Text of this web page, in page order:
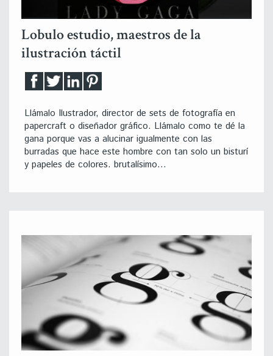
Lobulo estudio, maestros de la
ilustración táctil
Llámalo Ilustrador, director de sets de fotografía en
papercraft o diseñador gráfico. Llámalo como te dé la
gana porque vas a alucinar igualmente con las
burradas que hace este hombre con tan solo un bisturí
y papeles de colores. brutalísimo…